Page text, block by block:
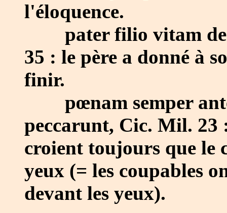
l'éloquence.
pater filio vitam
35 : le père a donné à
finir.
pœnam semper
peccarunt, Cic. Mil. 23
croient toujours que le
yeux (= les coupables
devant les yeux).